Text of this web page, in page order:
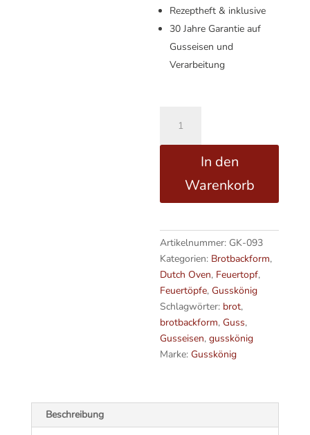
Rezeptheft & inklusive
30 Jahre Garantie auf
Gusseisen und
Verarbeitung
Gusseisen
Brotbackform
Deckel
-
4Stk
mit
Holzuntersetze
Menge
In den
Warenkorb
t
e
n
i
v
e
:
Artikelnummer: GK-093
Kategorien: Brotbackform,
Dutch Oven, Feuertopf,
Feuertöpfe,Gusskönig
Schlagwörter: brot,
brotbackform,Guss,
Gusseisen,gusskönig
Marke:Gusskönig
Beschreibung